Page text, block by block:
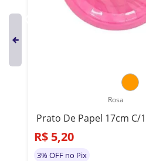
Rosa
Prato De Papel 17cm C/
R$ 5,20
3% OFF no Pix